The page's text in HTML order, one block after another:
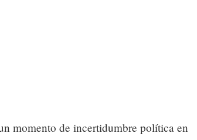
momento de incertidumbre política en